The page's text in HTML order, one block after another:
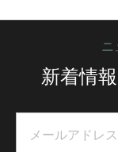
ニ
新着情